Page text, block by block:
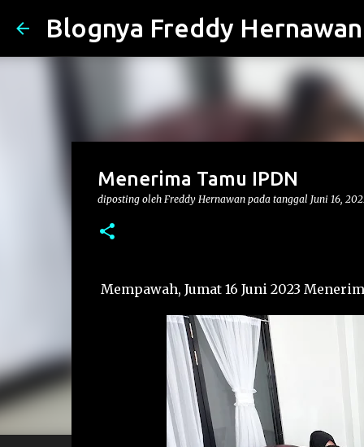
Blognya Freddy Hernawan
Menerima Tamu IPDN
diposting oleh Freddy Hernawan pada tanggal Juni 16,
Mempawah, Jumat 16 Juni 2023